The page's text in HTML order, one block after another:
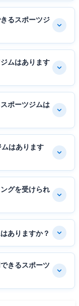
るスポーツジ
ムはあります
ポーツジムは
はあります
グを受けられ
ありますか？
きるスポーツ